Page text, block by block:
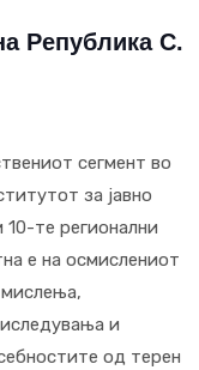
Република С.
сегмент во
за јавно
10-те регионални
е на осмислениот
и
од терен